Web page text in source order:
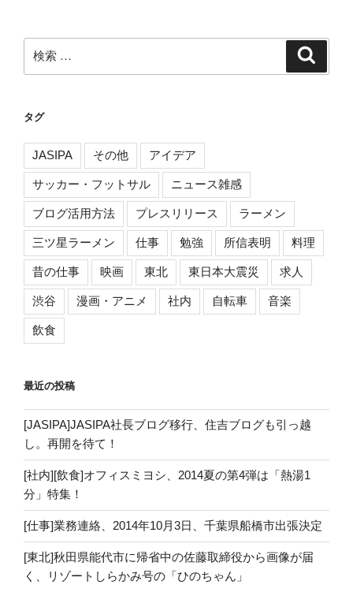
検
索:
タグ
JASIPA その他 アイデア
サッカー・フットサル ニュース雑感
ブログ活用方法 プレスリリース ラーメン
三ツ星ラーメン 仕事 勉強 所信表明 料理
昔の仕事 映画 東北 東日本大震災 求人
渋谷 漫画・アニメ 社内 自転車 音楽
飲食
最近の投稿
[JASIPA]JASIPA社長ブログ移行、住吉ブログも引っ越
し。再開を待て！
[社内][飲食]オフィスミヨシ、2014夏の第4弾は「熱湯1
分」特集！
[仕事]業務連絡、2014年10月3日、千葉県船橋市出張決定
[東北]秋田県能代市に帰省中の佐藤取締役から画像が届
く、リゾートしらかみ号の「ひのちゃん」